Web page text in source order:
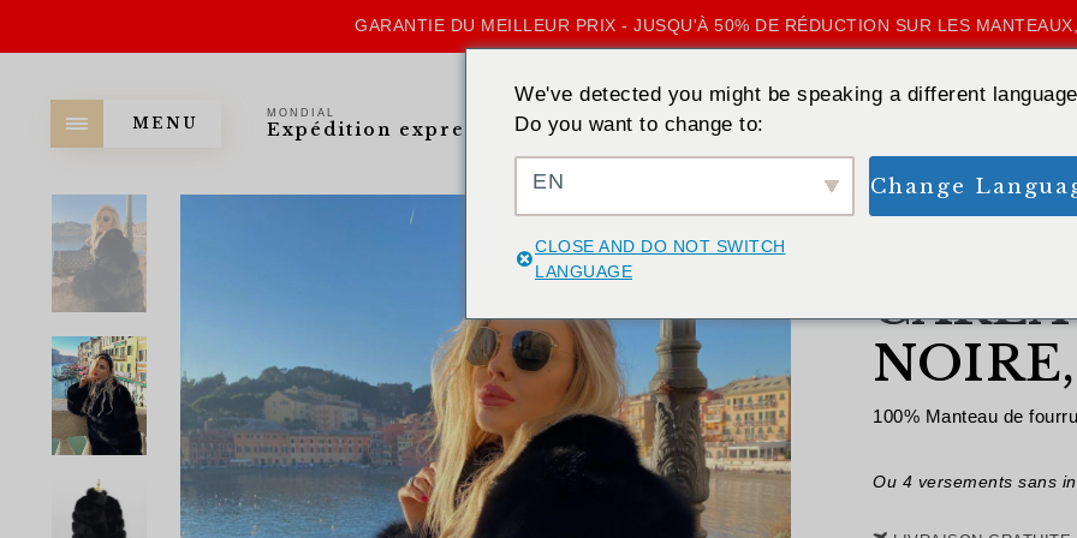
GARANTIE DU MEILLEUR PRIX - JUSQU'À 50% DE RÉDUCTION SUR LES
MENU
MONDIAL
Expédition express
RETOUR
100% Manteau de
Ou 4 versements sans
We've detected you might be speaking a different
Do you want to change to:
EN Change
CLOSE AND DO NOT SWITCH
LANGUAGE